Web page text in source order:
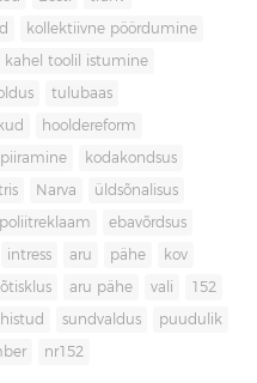
kollektiivne pöördumine
kahel toolil istumine
tulubaas
hooldereform
piiramine kodakondsus
Narva üldsõnalisus
poliitreklaam ebavõrdsus
intress aru pähe kov
aru pähe vali 152
sundvaldus puudulik
nr152